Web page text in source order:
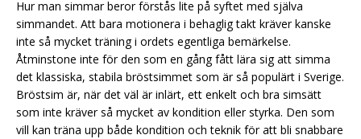
Hur man simmar beror förstås lite på syftet med själva
simmandet. Att bara motionera i behaglig takt kräver kanske
inte så mycket träning i ordets egentliga bemärkelse.
Åtminstone inte för den som en gång fått lära sig att simma
det klassiska, stabila bröstsimmet som är så populärt i Sverige.
Bröstsim är, när det väl är inlärt, ett enkelt och bra simsätt
som inte kräver så mycket av kondition eller styrka. Den som
vill kan träna upp både kondition och teknik för att bli snabbare